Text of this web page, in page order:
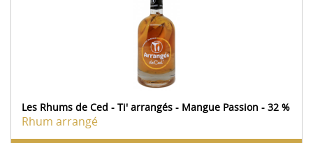
Les Rhums de Ced - Ti' arrangés - Mangue Passion - 32 %
Rhum arrangé